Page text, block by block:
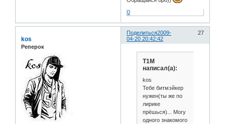
0
Поделиться 27
2009-
04-20 20:42:42
kos
Реперок
T1M
написал(а):
kos
Тебе битмэйкер
нужен(ты же по
лирике
прёшься)... Могу
одного знакомого